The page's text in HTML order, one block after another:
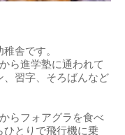
舎です。
ら進学塾に通われて
、習字、そろばんなど
らフォアグラを食べ
ひとりで飛行機に乗